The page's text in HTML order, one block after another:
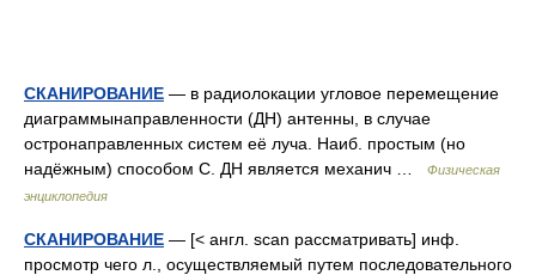
СКАНИРОВАНИЕ — в радиолокации угловое перемещение
диаграммынаправленности (ДН) антенны, в случае
остронаправленных систем её луча. Наиб. простым (но
надёжным) способом С. ДН является механич …
Физическая
энциклопедия
СКАНИРОВАНИЕ — [< англ. scan рассматривать] инф.
просмотр чего л., осуществляемый путем последовательного